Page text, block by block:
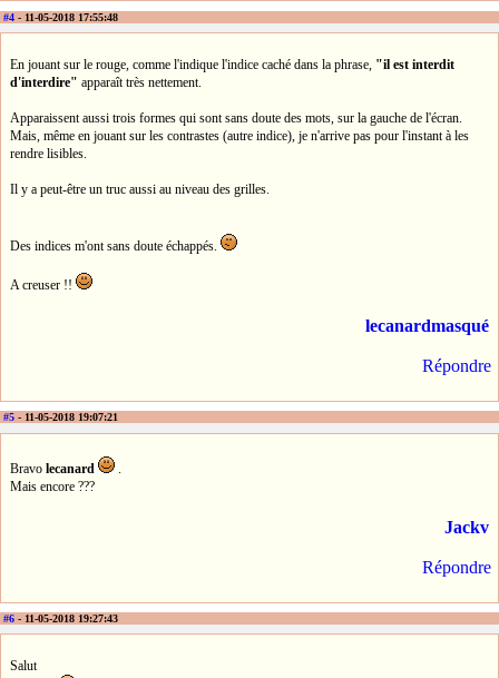
#4 - 11-05-2018 17:55:48
En jouant sur le rouge, comme l'indique l'indice caché dans la phrase, "il est interdit
d'interdire" apparaît très nettement.
Apparaissent aussi trois formes qui sont sans doute des mots, sur la gauche de l'écran.
Mais, même en jouant sur les contrastes (autre indice), je n'arrive pas pour l'instant à les
rendre lisibles.
Il y a peut-être un truc aussi au niveau des grilles.
Des indices m'ont sans doute échappés.
A creuser !!
lecanardmasqué
Répondre
#5 - 11-05-2018 19:07:21
Bravo lecanard
Mais encore ???
Jackv
Répondre
#6 - 11-05-2018 19:27:43
Salut